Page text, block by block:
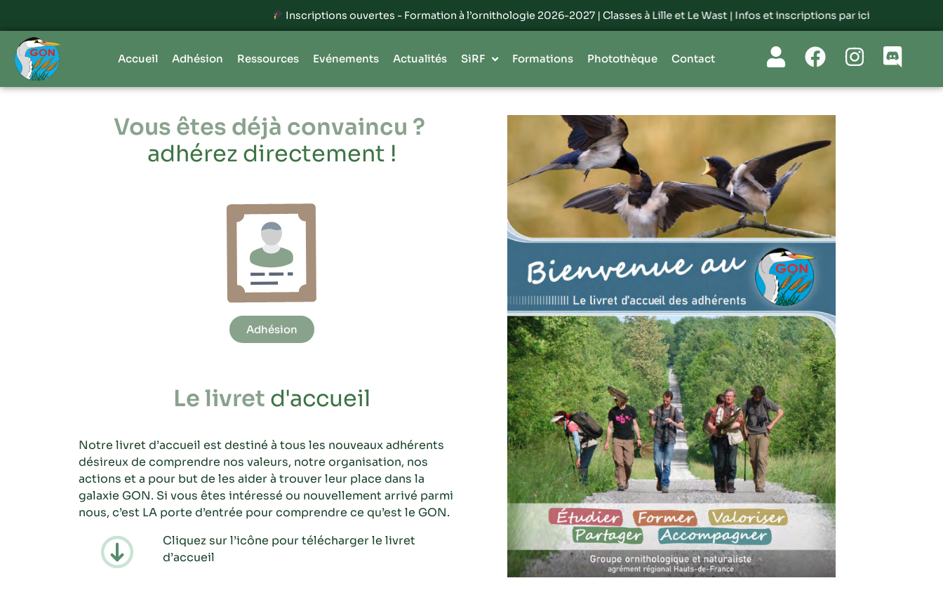
Inscriptions ouvertes - Formation à l’ornithologie 2026-2027 | Classes à Lille et Le Wast |Infos et inscriptions par ici
Accueil Adhésion Ressources Evénements Actualités SiRF Formations Photothèque Contact
Vous êtes déjà convaincu ?
adhérez directement !
Adhésion
Le livret d'accueil
Notre livret d’accueil est destiné à tous les nouveaux adhérents
désireux de comprendre nos valeurs, notre organisation, nos
actions et a pour but de les aider à trouver leur place dans la
galaxie GON. Si vous êtes intéressé ou nouvellement arrivé parmi
nous, c’est LA porte d’entrée pour comprendre ce qu’est le GON.
Cliquez sur l’icône pour télécharger le livret
d’accueil